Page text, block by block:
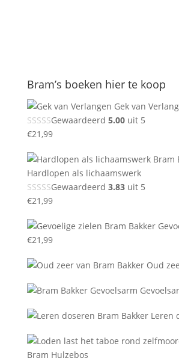
Bram’s boeken hier te koop
Gek van
Gewaardeerd 5.00uit 5
€21,99
Hardlopen als lichaamswerk
Gewaardeerd 3.83uit 5
€21,99
€21,99
Oud
Leren